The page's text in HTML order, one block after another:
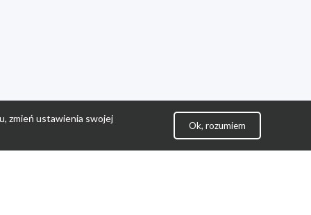
zmień ustawienia swojej
Ok, rozumiem